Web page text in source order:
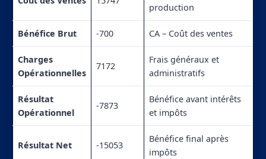
production
Bénéfice Brut -700 CA – Coût des ventes
Charges
Opérationnelles
7172
Frais généraux et
administratifs
Résultat
Opérationnel
-7873
Bénéfice avant intérêts
et impôts
Résultat Net -15053
Bénéfice final après
impôts